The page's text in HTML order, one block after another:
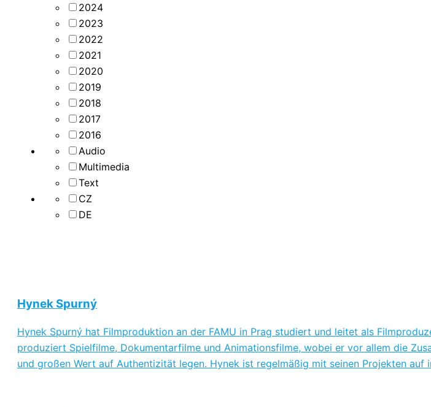
2024
2023
2022
2021
2020
2019
2018
2017
2016
Audio
Multimedia
Text
CZ
DE
Hynek Spurný
Hynek Spurný hat Filmproduktion an der FAMU in Prag studiert und leitet als
produziert Spielfilme, Dokumentarfilme und Animationsfilme, wobei er vor allem die
und großen Wert auf Authentizität legen. Hynek ist regelmäßig mit seinen Projekten